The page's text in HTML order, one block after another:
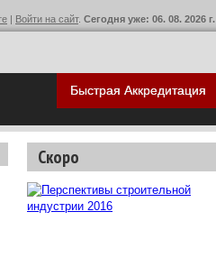
| Войти на сайт. Сегодня уже: 06. 08. 2026 г.
Быстрая Аккредитация
Скоро